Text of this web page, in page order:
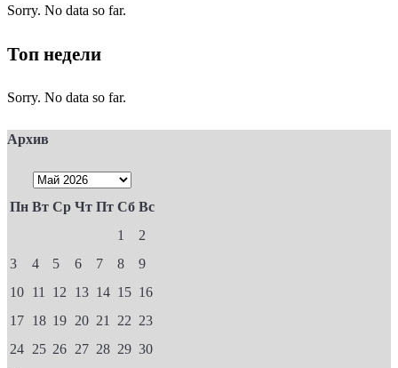
Sorry. No data so far.
Топ недели
Sorry. No data so far.
Архив
Пн Вт Ср Чт Пт Сб Вс
1
2
3
4 5 6 7 8
9
10 11 12 13 14 15 16
17 18 19 20 21 22 23
24 25 26 27 28 29 30